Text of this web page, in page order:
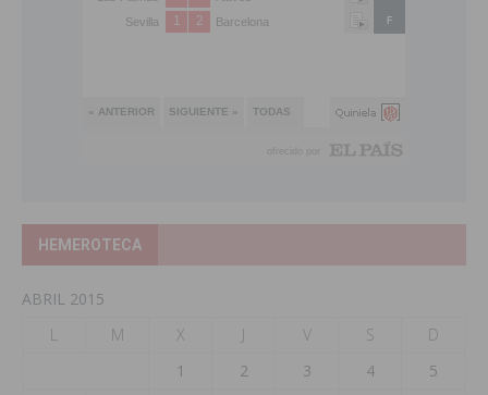
HEMEROTECA
ABRIL 2015
L
M X J V S
D
1
2 3 4
5